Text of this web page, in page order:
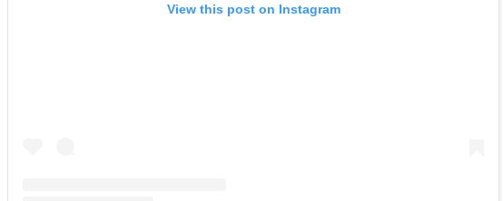
View this post on Instagram